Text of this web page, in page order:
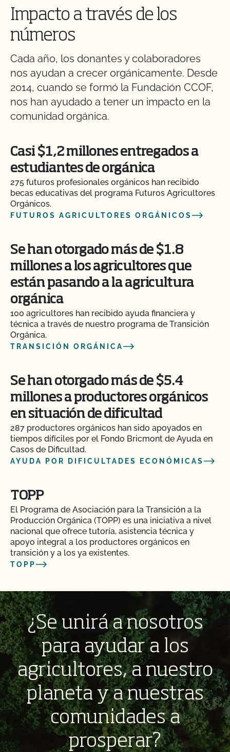
Impacto a través de los
números
Cada año, los donantes y colaboradores
nos ayudan a crecer orgánicamente. Desde
2014, cuando se formó la Fundación CCOF,
nos han ayudado a tener un impacto en la
comunidad orgánica.
Casi $1,2 millones entregados a
estudiantes de orgánica
275 futuros profesionales orgánicos han recibido
becas educativas del programa Futuros Agricultores
Orgánicos.
FUTUROS AGRICULTORES ORGÁNICOS
Se han otorgado más de $1.8
millones a los agricultores que
están pasando a la agricultura
orgánica
100 agricultores han recibido ayuda financiera y
técnica a través de nuestro programa de Transición
Orgánica.
TRANSICIÓN ORGÁNICA
Se han otorgado más de $5.4
millones a productores orgánicos
en situación de dificultad
287 productores orgánicos han sido apoyados en
tiempos difíciles por el Fondo Bricmont de Ayuda en
Casos de Dificultad.
AYUDA POR DIFICULTADES ECONÓMICAS
TOPP
El Programa de Asociación para la Transición a la
Producción Orgánica (TOPP) es una iniciativa a nivel
nacional que ofrece tutoría, asistencia técnica y
apoyo integral a los productores orgánicos en
transición y a los ya existentes.
TOPP
¿Se unirá a nosotros
para ayudar a los
agricultores, a nuestro
planeta y a nuestras
comunidades a
prosperar?